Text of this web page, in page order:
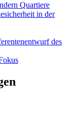
Quartiere
in der
des